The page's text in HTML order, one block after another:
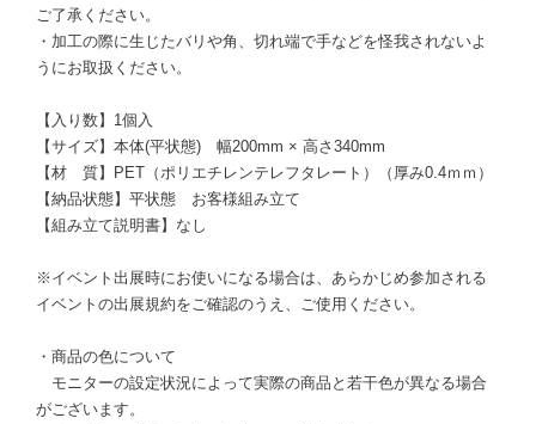
ご了承ください。
・加工の際に生じたバリや角、切れ端で手などを怪我されないよ
うにお取扱ください。
【入り数】1個入
【サイズ】本体(平状態) 幅200mm × 高さ340mm
【材 質】PET（ポリエチレンテレフタレート）（厚み0.4ｍｍ）
【納品状態】平状態 お客様組み立て
【組み立て説明書】なし
※イベント出展時にお使いになる場合は、あらかじめ参加される
イベントの出展規約をご確認のうえ、ご使用ください。
・商品の色について
モニターの設定状況によって実際の商品と若干色が異なる場合
がございます。